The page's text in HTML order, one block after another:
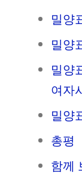
밀양
밀양
밀양
여자
밀양
총평
함께